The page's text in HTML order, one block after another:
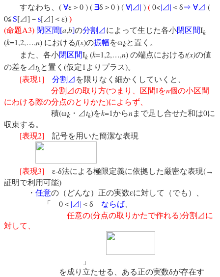
すなわち、 ( ∀ε＞ 0 ) ( ∃δ＞ 0 ) ( ∀| ⊿| )(0<| ⊿| ＜δ⇒ ∀⊿ (
0≦ S[⊿] － s[⊿] ＜ε))
(命題A3) 閉区間[a,b]の分割⊿によって生じた各小閉区間Ik
(k=1,2,…,n) におけるf(x)の振幅をωkと置く。
また、各小閉区間Ik (k=1,2,…,n) の端点におけるt(x)の値
の差を⊿tkと置く (仮定1 よりプラス)。
[表現 1] 分割⊿ を限りなく細かくしていくと、
分割⊿の取り方(つまり、区間Iをn個の小区間
にわける際の分点のとりかた)によらず、
積(ωk ・⊿tk)をk=1からnまで足し合せた和は0に
収束する。
[表現2] 記号を用いた簡潔な表現
[表現3] ε-δ法による極限定義に依拠した厳密な表現(→
証明で利用可能)
・ 任意の（どんな）正の実数εに対して（でも）、
「 0 ＜ | ⊿| ＜δ ならば
任意の(分点の取りかたで作れる)分割⊿に
対して、
」
を成り立たせる、ある正の実数δが存在す